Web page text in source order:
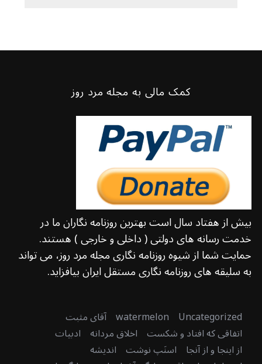
کمک مالی به مجله مرد روز
بیش از هفتاد سال است بهترین روزنامه نگاران ما در
خدمت رسانه های دولتی ( داخلی و خارجی ) هستند.
حمایت شما از شیوه روزنامه نگاری مجله مرد روز، می تواند
به سلیقه های روزنامه نگاری مستقل ایران بیافزاید.
Uncategorized
watermelon آقای مثبت
اتفاقی که افتاد و شکست اخلاق مردانه ادبیات
از اینجا و از آنجا اسنَپ نوشت اندیشه